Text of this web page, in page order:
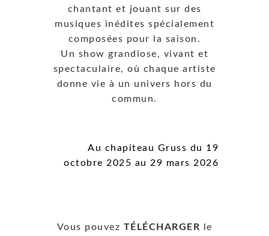
chantant et jouant sur des
musiques inédites spécialement
composées pour la saison.
Un show grandiose, vivant et
spectaculaire, où chaque artiste
donne vie à un univers hors du
commun.
Au chapiteau Gruss du 19
octobre 2025 au 29 mars 2026
Vous pouvez TÉLÉCHARGER le